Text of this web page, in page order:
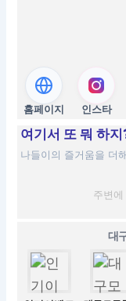
홈페이지 인스타
여기서 또 뭐 하지
나들이의 즐거움을 더
주변
대